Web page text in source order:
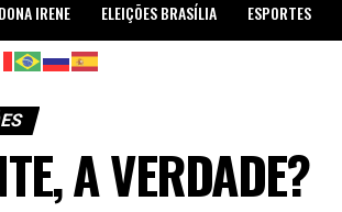
DONA IRENE ELEIÇÕES BRASÍLIA ESPORTES
A VERDADE?